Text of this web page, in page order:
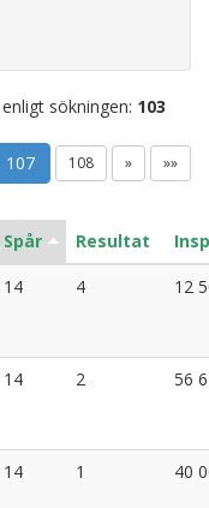
sökningen: 103
107 108 » »»
Spår Resultat
14 4 12
14 2 56
14 1 40